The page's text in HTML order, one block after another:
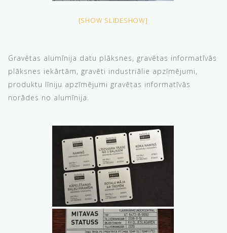
[SHOW SLIDESHOW]
Gravētas alumīnija datu plāksnes, gravētas informatīvās
plāksnes iekārtām, gravēti industriālie apzīmējumi,
produktu līniju apzīmējumi gravētas informatīvās
norādes no alumīnija.